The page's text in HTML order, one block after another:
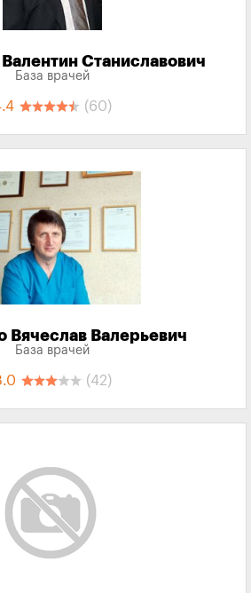
Станиславович
База врачей
(60)
Вячеслав Валерьевич
База врачей
(42)